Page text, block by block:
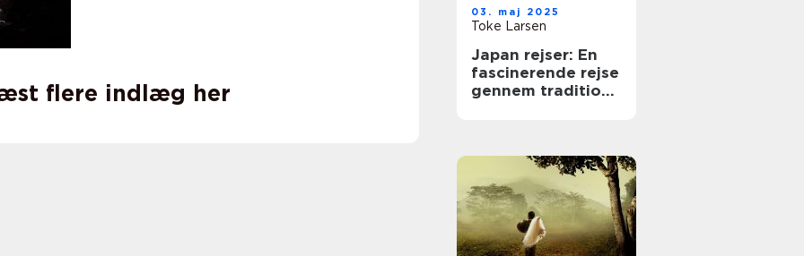
flere indlæg her
03. maj 2025
Toke Larsen
Japan rejser: En
fascinerende rejse
gennem tradition